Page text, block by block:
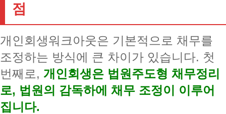
점
개인회생워크아웃은 기본적으로 채무를
조정하는 방식에 큰 차이가 있습니다. 첫
번째로, 개인회생은 법원주도형 채무정리
로, 법원의 감독하에 채무 조정이 이루어
집니다.